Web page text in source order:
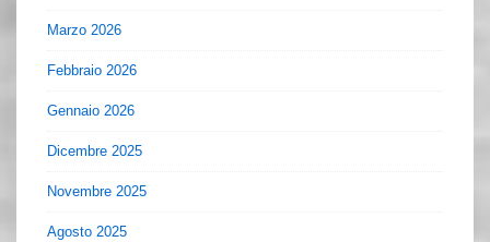
Marzo 2026
Febbraio 2026
Gennaio 2026
Dicembre 2025
Novembre 2025
Agosto 2025